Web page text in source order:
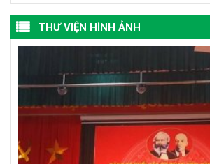
THƯ VIỆN HÌNH ẢNH